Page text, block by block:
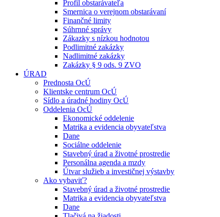
Profil obstarávateľa
Smernica o verejnom obstarávaní
Finančné limity
Súhrnné správy
Zákazky s nízkou hodnotou
Podlimitné zakázky
Nadlimitné zakázky
Zakázky § 9 ods. 9 ZVO
ÚRAD
Prednosta OcÚ
Klientske centrum OcÚ
Sídlo a úradné hodiny OcÚ
Oddelenia OcÚ
Ekonomické oddelenie
Matrika a evidencia obyvateľstva
Dane
Sociálne oddelenie
Stavebný úrad a životné prostredie
Personálna agenda a mzdy
Útvar služieb a investičnej výstavby
Ako vybaviť?
Stavebný úrad a životné prostredie
Matrika a evidencia obyvateľstva
Dane